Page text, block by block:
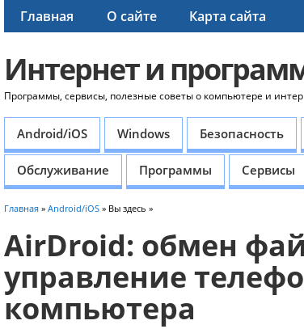
Главная О сайте Карта сайта
Интернет и
Программы, сервисы, полезные советы о компьютере и
Android/iOS Windows Безопасность
Обслуживание Программы Сервисы
Главная » Android/iOS » Вы здесь »
AirDroid: обмен
управление
компьютера